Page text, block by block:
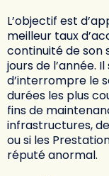
L’objectif est
meilleur taux
continuité de son
jours de l’année.
d’interrompre le
durées les plus
fins de
infrastructures,
ou si les
réputé anormal.